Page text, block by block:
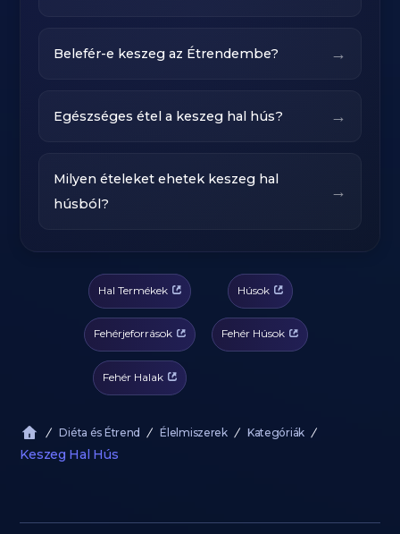
Belefér-e keszeg az Étrendembe? →
Egészséges étel a keszeg hal hús? →
Milyen ételeket ehetek keszeg hal
húsból?
→
Hal Termékek Húsok
Fehérjeforrások Fehér Húsok
Fehér Halak
Diéta és Étrend Élelmiszerek Kategóriák
Keszeg Hal Hús